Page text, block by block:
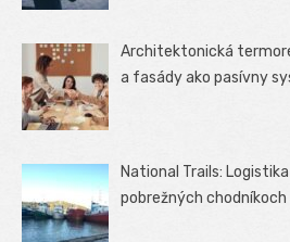
Architektonická
a fasády ako pasívny
National Trails:
pobrežných chodníkoch